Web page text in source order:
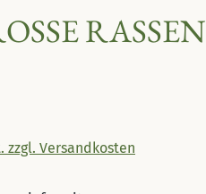
RASSEN
zzgl. Versandkosten